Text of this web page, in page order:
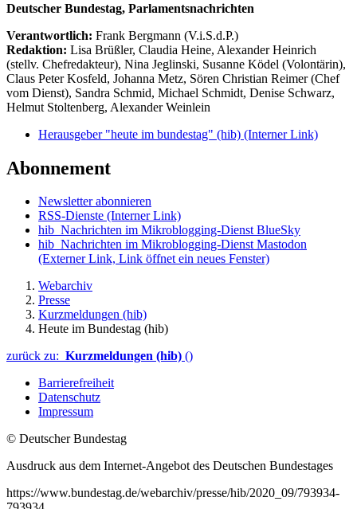
Deutscher Bundestag, Parlamentsnachrichten
Verantwortlich: Frank Bergmann (V.i.S.d.P.)
Redaktion: Lisa Brüßler, Claudia Heine, Alexander Heinrich
(stellv. Chefredakteur), Nina Jeglinski, Susanne Ködel (Volontärin),
Claus Peter Kosfeld, Johanna Metz, Sören Christian Reimer (Chef
vom Dienst), Sandra Schmid, Michael Schmidt, Denise Schwarz,
Helmut Stoltenberg, Alexander Weinlein
Herausgeber "heute im bundestag" (hib) (Interner Link)
Abonnement
Newsletter abonnieren
RSS-Dienste (Interner Link)
hib_Nachrichten im Mikroblogging-Dienst BlueSky
hib_Nachrichten im Mikroblogging-Dienst Mastodon
(Externer Link, Link öffnet ein neues Fenster)
Webarchiv
Presse
Kurzmeldungen (hib)
Heute im Bundestag (hib)
zurück zu: Kurzmeldungen (hib) ()
Barrierefreiheit
Datenschutz
Impressum
© Deutscher Bundestag
Ausdruck aus dem Internet-Angebot des Deutschen Bundestages
https://www.bundestag.de/webarchiv/presse/hib/2020_09/793934-